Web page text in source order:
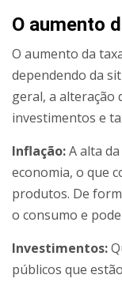
O aumento
O aumento da
dependendo da
geral, a alteração
investimentos e
Inflação:A alta
economia, o que
produtos. De
o consumo e
Investimentos:
públicos que